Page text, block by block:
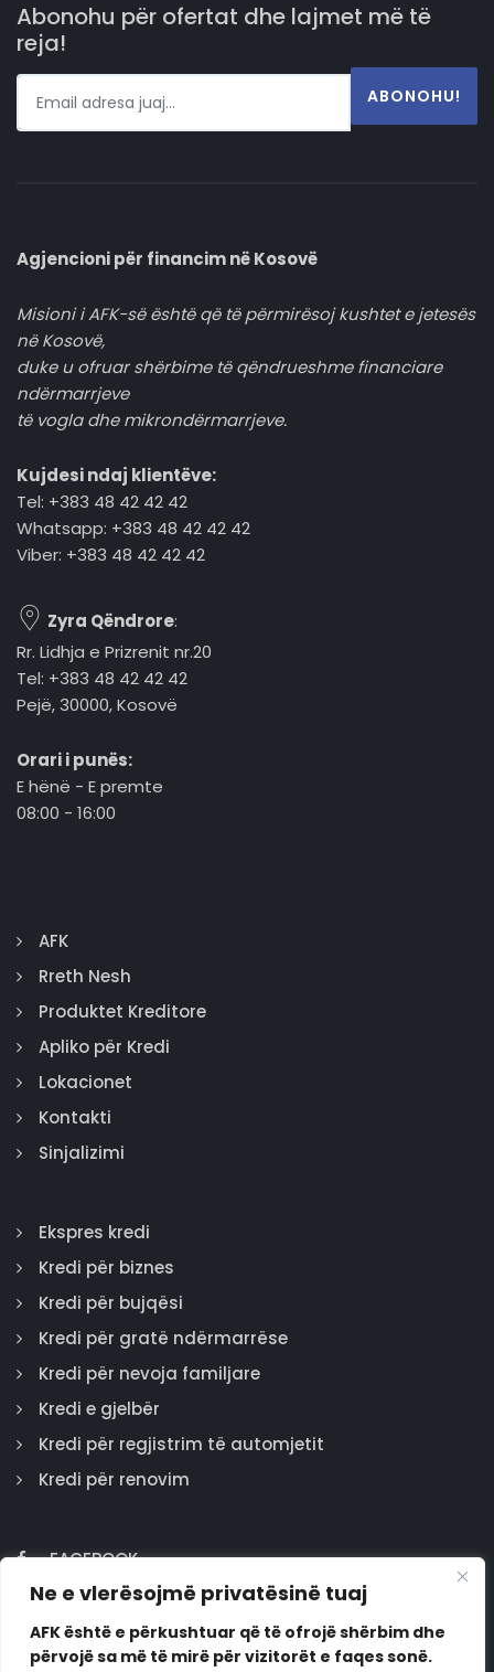
Ne e vlerësojmë privatësinë tuaj
AFK është e përkushtuar që të ofrojë shërbim dhe
përvojë sa më të mirë për vizitorët e faqes sonë.
Abonohu për ofertat dhe lajmet më të
reja!
ABONOHU!
Agjencioni për financim në Kosovë
Misioni i AFK-së është që të përmirësoj kushtet e jetesës
në Kosovë,
duke u ofruar shërbime të qëndrueshme financiare
ndërmarrjeve
të vogla dhe mikrondërmarrjeve.
Kujdesi ndaj klientëve:
Tel: +383 48 42 42 42
Whatsapp: +383 48 42 42 42
Viber: +383 48 42 42 42
Zyra Qëndrore:
Rr. Lidhja e Prizrenit nr.20
Tel: +383 48 42 42 42
Pejë, 30000, Kosovë
Orari i punës:
E hënë - E premte
08:00 - 16:00
AFK
Rreth Nesh
Produktet Kreditore
Apliko për Kredi
Lokacionet
Kontakti
Sinjalizimi
Ekspres kredi
Kredi për biznes
Kredi për bujqësi
Kredi për gratë ndërmarrëse
Kredi për nevoja familjare
Kredi e gjelbër
Kredi për regjistrim të automjetit
Kredi për renovim
FACEBOOK
GOOGLE
INSTAGRAM
LINKEDIN